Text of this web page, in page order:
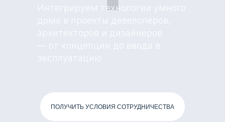
Интегрируем технологии умного
дома в проекты девелоперов,
архитекторов и дизайнеров
— от концепции до ввода в
эксплуатацию
ПОЛУЧИТЬ УСЛОВИЯ СОТРУДНИЧЕСТВА